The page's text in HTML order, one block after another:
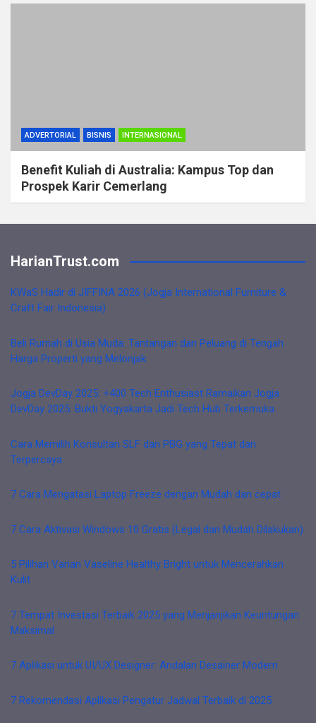
ADVERTORIAL BISNIS INTERNASIONAL
Benefit Kuliah di Australia: Kampus Top dan
Prospek Karir Cemerlang
HarianTrust.com
KWaS Hadir di JIFFINA 2026 (Jogja International Furniture &
Craft Fair Indonesia)
Beli Rumah di Usia Muda: Tantangan dan Peluang di Tengah
Harga Properti yang Melonjak
Jogja DevDay 2025: +400 Tech Enthusiast Ramaikan Jogja
DevDay 2025: Bukti Yogyakarta Jadi Tech Hub Terkemuka
Cara Memilih Konsultan SLF dan PBG yang Tepat dan
Terpercaya
7 Cara Mengatasi Laptop Freeze dengan Mudah dan cepat
7 Cara Aktivasi Windows 10 Gratis (Legal dan Mudah Dilakukan)
5 Pilihan Varian Vaseline Healthy Bright untuk Mencerahkan
Kulit
7 Tempat Investasi Terbaik 2025 yang Menjanjikan Keuntungan
Maksimal
7 Aplikasi untuk UI/UX Designer: Andalan Desainer Modern
7 Rekomendasi Aplikasi Pengatur Jadwal Terbaik di 2025